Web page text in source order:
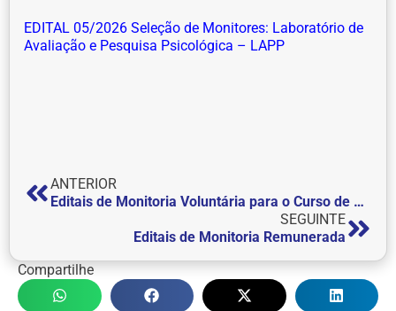
EDITAL 05/2026 Seleção de Monitores: Laboratório de
Avaliação e Pesquisa Psicológica – LAPP
ANTERIOR
Editais de Monitoria Voluntária para o Curso de Medicina Veterinária
SEGUINTE
Editais de Monitoria Remunerada
Compartilhe